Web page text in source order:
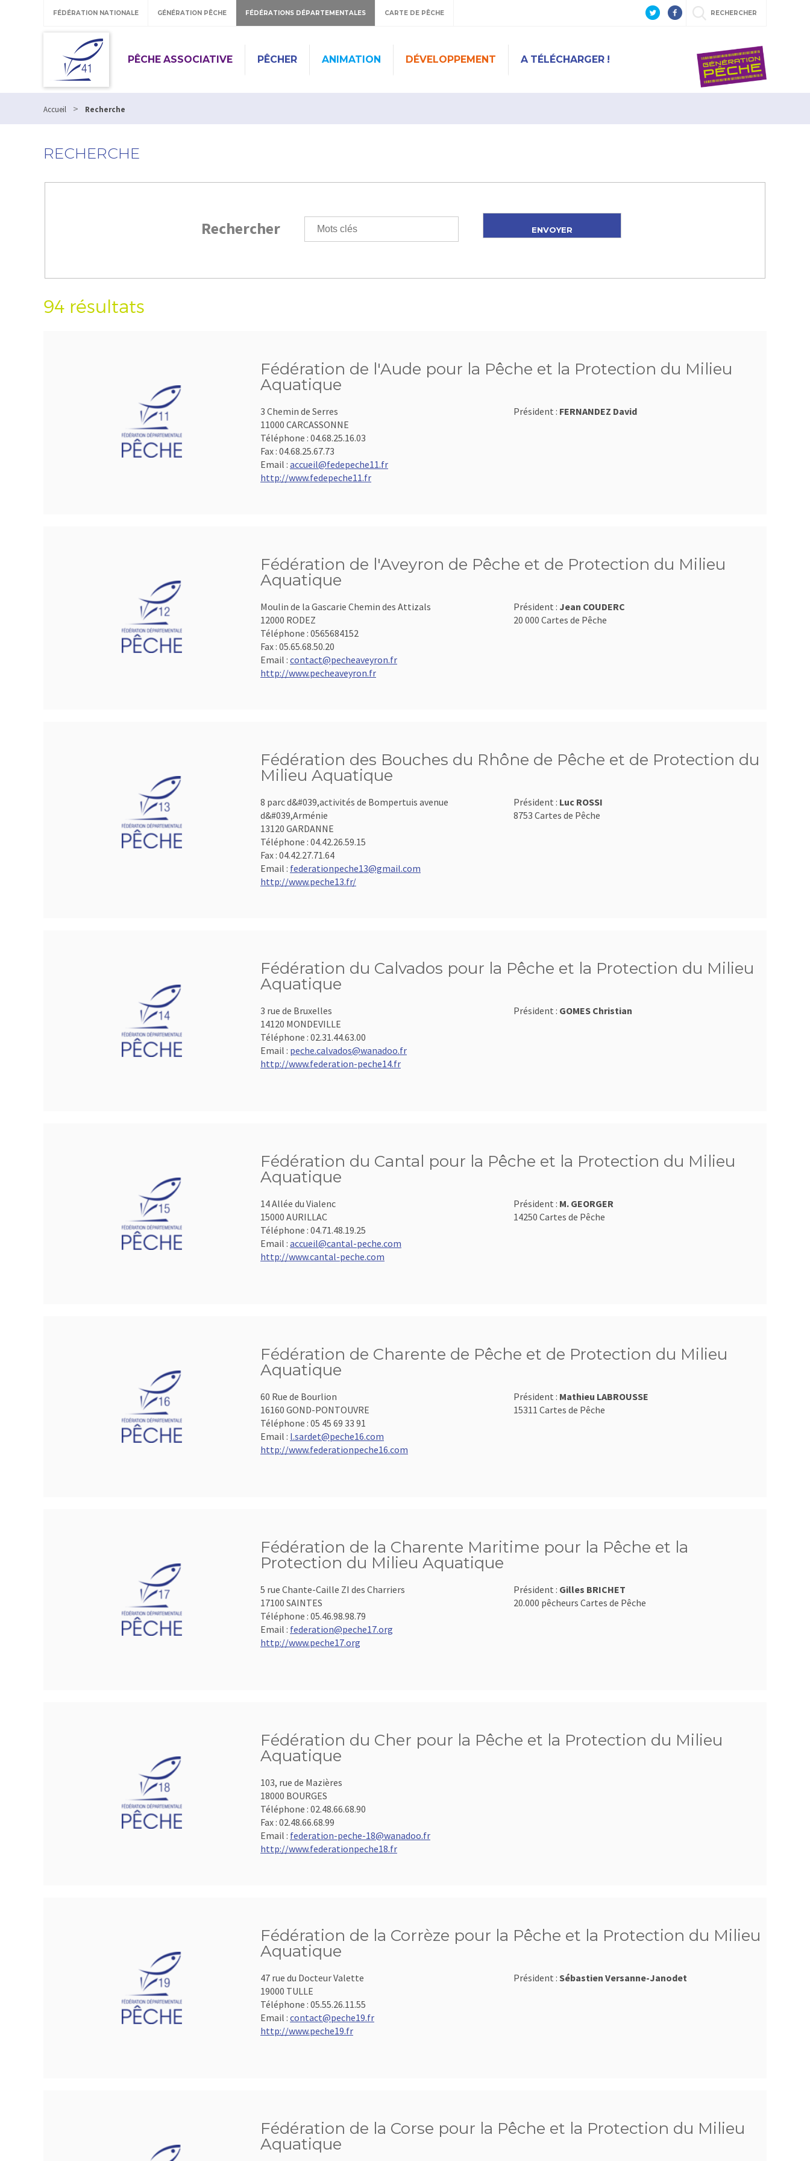
FÉDÉRATION NATIONALE GÉNÉRATION PÊCHE FÉDÉRATIONS DÉPARTEMENTALES CARTE DE PÊCHE RECHERCHER
PÊCHE ASSOCIATIVE PÊCHER ANIMATION DÉVELOPPEMENT A TÉLÉCHARGER !
Accueil > Recherche
RECHERCHE
Rechercher
94 résultats
Fédération de l'Aude pour la Pêche et la Protection du Milieu
Aquatique
3 Chemin de Serres
11000 CARCASSONNE
Téléphone : 04.68.25.16.03
Fax : 04.68.25.67.73
Email : accueil@fedepeche11.fr
http://www.fedepeche11.fr
Président : FERNANDEZ David
Fédération de l'Aveyron de Pêche et de Protection du Milieu
Aquatique
Moulin de la Gascarie Chemin des Attizals
12000 RODEZ
Téléphone : 0565684152
Fax : 05.65.68.50.20
Email : contact@pecheaveyron.fr
http://www.pecheaveyron.fr
Président : Jean COUDERC
20 000 Cartes de Pêche
Fédération des Bouches du Rhône de Pêche et de Protection du
Milieu Aquatique
8 parc d&#039,activités de Bompertuis avenue
d&#039,Arménie
13120 GARDANNE
Téléphone : 04.42.26.59.15
Fax : 04.42.27.71.64
Email : federationpeche13@gmail.com
http://www.peche13.fr/
Président : Luc ROSSI
8753 Cartes de Pêche
Fédération du Calvados pour la Pêche et la Protection du Milieu
Aquatique
3 rue de Bruxelles
14120 MONDEVILLE
Téléphone : 02.31.44.63.00
Email : peche.calvados@wanadoo.fr
http://www.federation-peche14.fr
Président : GOMES Christian
Fédération du Cantal pour la Pêche et la Protection du Milieu
Aquatique
14 Allée du Vialenc
15000 AURILLAC
Téléphone : 04.71.48.19.25
Email : accueil@cantal-peche.com
http://www.cantal-peche.com
Président : M. GEORGER
14250 Cartes de Pêche
Fédération de Charente de Pêche et de Protection du Milieu
Aquatique
60 Rue de Bourlion
16160 GOND-PONTOUVRE
Téléphone : 05 45 69 33 91
Email : l.sardet@peche16.com
http://www.federationpeche16.com
Président : Mathieu LABROUSSE
15311 Cartes de Pêche
Fédération de la Charente Maritime pour la Pêche et la
Protection du Milieu Aquatique
5 rue Chante-Caille ZI des Charriers
17100 SAINTES
Téléphone : 05.46.98.98.79
Email : federation@peche17.org
http://www.peche17.org
Président : Gilles BRICHET
20.000 pêcheurs Cartes de Pêche
Fédération du Cher pour la Pêche et la Protection du Milieu
Aquatique
103, rue de Mazières
18000 BOURGES
Téléphone : 02.48.66.68.90
Fax : 02.48.66.68.99
Email : federation-peche-18@wanadoo.fr
http://www.federationpeche18.fr
Fédération de la Corrèze pour la Pêche et la Protection du Milieu
Aquatique
47 rue du Docteur Valette
19000 TULLE
Téléphone : 05.55.26.11.55
Email : contact@peche19.fr
http://www.peche19.fr
Président : Sébastien Versanne-Janodet
Fédération de la Corse pour la Pêche et la Protection du Milieu
Aquatique